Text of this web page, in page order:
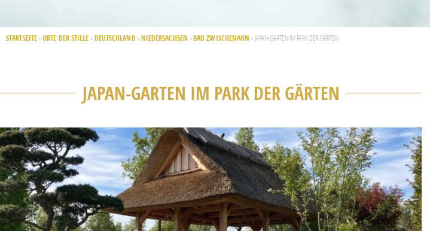
STARTSEITE » ORTE DER STILLE » DEUTSCHLAND» NIEDERSACHSEN » BAD ZWISCHENAHN » JAPAN-GARTEN IM PARK DER GÄRTEN
JAPAN-GARTEN IM PARK DER GÄRTEN